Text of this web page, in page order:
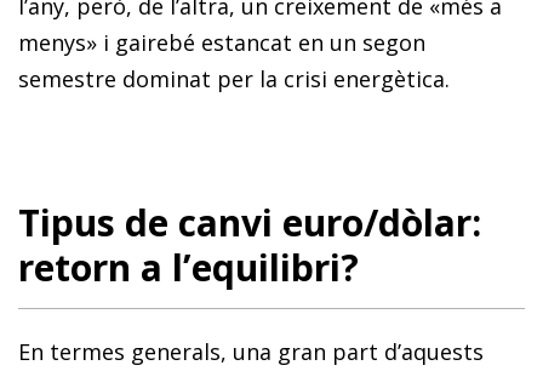
l’any, però, de l’altra, un creixement de «més a
menys» i gairebé estancat en un segon
semestre dominat per la crisi energètica.
Tipus de canvi euro/dòlar:
retorn a l’equilibri?
En termes generals, una gran part d’aquests